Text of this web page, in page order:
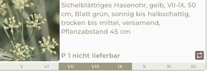
Sichelblättriges Hasenohr, gelb, VII-IX, 50
cm, Blatt grün, sonnig bis halbschattig,
trocken bis mittel, versamend,
Pflanzabstand 45 cm
P 1 nicht lieferbar
V VI VII VIII IX X XI XII